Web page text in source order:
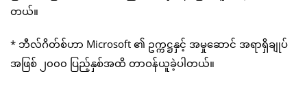
တယ်။
* ဘီလ်ဂိတ်စ်ဟာ Microsoft ၏ ဥက္ကဋ္ဌနှင့် အမှုဆောင် အရာရှိချုပ်
အဖြစ် ၂၀၀၀ ပြည့်နှစ်အထိ တာဝန်ယူခဲ့ပါတယ်။